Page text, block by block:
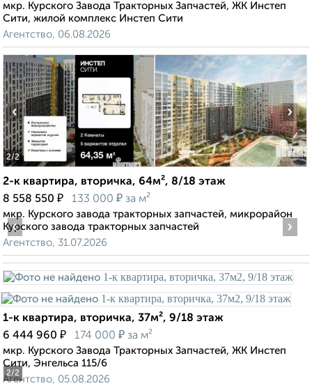
мкр. Курского Завода Тракторных Запчастей, ЖК Инстеп
Сити, жилой комплекс Инстеп Сити
Агентство, 06.08.2026
2/2
‹ ›
2-к квартира, вторичка, 64м², 8/18 этаж
8 558 550 ₽ 133 000 ₽ за м²
мкр. Курского завода тракторных запчастей, микрорайон
Курского завода тракторных запчастей
Агентство, 31.07.2026
2/2
‹ ›
1-к квартира, вторичка, 37м², 9/18 этаж
6 444 960 ₽ 174 000 ₽ за м²
мкр. Курского Завода Тракторных Запчастей, ЖК Инстеп
Сити, Энгельса 115/6
Агентство, 05.08.2026